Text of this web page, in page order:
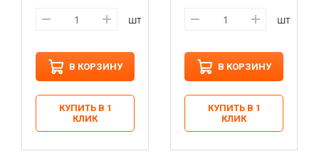
шт
В КОРЗИНУ
КУПИТЬ В 1
КЛИК
шт
В КОРЗИНУ
КУПИТЬ В 1
КЛИК